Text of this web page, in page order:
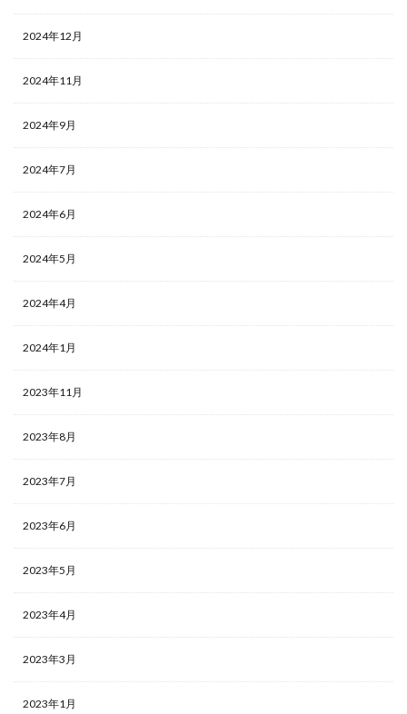
2024年12月
2024年11月
2024年9月
2024年7月
2024年6月
2024年5月
2024年4月
2024年1月
2023年11月
2023年8月
2023年7月
2023年6月
2023年5月
2023年4月
2023年3月
2023年1月